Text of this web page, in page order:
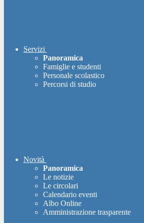
Servizi
Panoramica
Famiglie e studenti
Personale scolastico
Percorsi di studio
Novità
Panoramica
Le notizie
Le circolari
Calendario eventi
Albo Online
Amministrazione trasparente